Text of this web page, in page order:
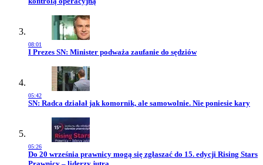
08:01
Przejdź do artykułu:
I Prezes SN: Minister podważa zaufanie do sędziów
05:42
Przejdź do artykułu:
SN: Radca działał jak komornik, ale samowolnie. Nie poniesie kary
05:26
Przejdź do artykułu:
Do 20 września prawnicy mogą się zgłaszać do 15. edycji Rising Stars